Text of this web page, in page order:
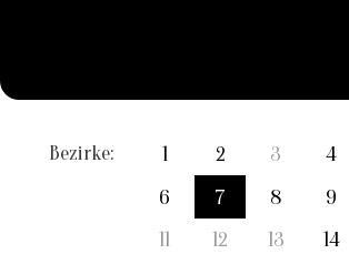
Bezirke: 1 2 3 4
6
7 8 9
11
12 13 14